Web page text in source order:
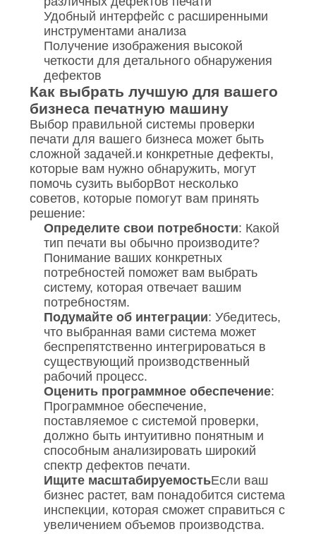
Удобный интерфейс с расширенными
инструментами анализа
Получение изображения высокой
четкости для детального обнаружения
дефектов
Как выбрать лучшую для вашего
бизнеса печатную машину
Выбор правильной системы проверки
печати для вашего бизнеса может быть
сложной задачей.и конкретные дефекты,
которые вам нужно обнаружить, могут
помочь сузить выборВот несколько
советов, которые помогут вам принять
решение:
Определите свои потребности: Какой
тип печати вы обычно производите?
Понимание ваших конкретных
потребностей поможет вам выбрать
систему, которая отвечает вашим
потребностям.
Подумайте об интеграции: Убедитесь,
что выбранная вами система может
беспрепятственно интегрироваться в
существующий производственный
рабочий процесс.
Оценить программное обеспечение:
Программное обеспечение,
поставляемое с системой проверки,
должно быть интуитивно понятным и
способным анализировать широкий
спектр дефектов печати.
Ищите масштабируемостьЕсли ваш
бизнес растет, вам понадобится система
инспекции, которая сможет справиться с
увеличением объемов производства.